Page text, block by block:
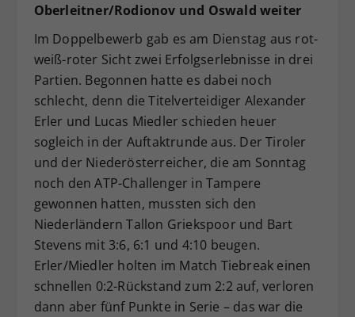
Oberleitner/Rodionov und Oswald weiter
Im Doppelbewerb gab es am Dienstag aus rot-
weiß-roter Sicht zwei Erfolgserlebnisse in drei
Partien. Begonnen hatte es dabei noch
schlecht, denn die Titelverteidiger Alexander
Erler und Lucas Miedler schieden heuer
sogleich in der Auftaktrunde aus. Der Tiroler
und der Niederösterreicher, die am Sonntag
noch den ATP-Challenger in Tampere
gewonnen hatten, mussten sich den
Niederländern Tallon Griekspoor und Bart
Stevens mit 3:6, 6:1 und 4:10 beugen.
Erler/Miedler holten im Match Tiebreak einen
schnellen 0:2-Rückstand zum 2:2 auf, verloren
dann aber fünf Punkte in Serie – das war die